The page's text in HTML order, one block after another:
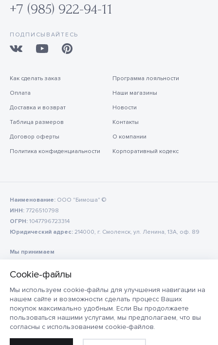
Мы используем cookie-файлы для улучшения навигации на
нашем сайте и возможности сделать процесс Ваших
покупок максимально удобным. Если Вы продолжаете
пользоваться нашими услугами, мы предполагаем, что вы
согласны с использованием cookie-файлов.
+7 (985) 922-94-11
ПОДПИСЫВАЙТЕСЬ
Как сделать заказ
Оплата
Доставка и возврат
Таблица размеров
Договор оферты
Политика конфиденциальности
Программа лояльности
Наши магазины
Новости
Контакты
О компании
Корпоративный кодекс
Наименование: ООО "Бимоша" ©
ИНН: 7726510798
ОГРН: 1047796723314
Юридический адрес: 214000, г. Смоленск, ул. Ленина, 13А, оф. 89
Мы принимаем